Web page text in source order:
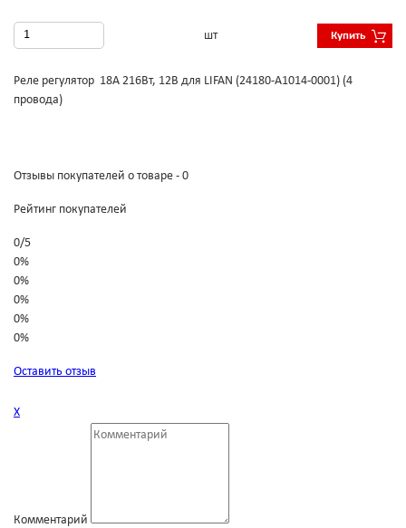
шт Купить
Реле регулятор 18А 216Вт, 12В для LIFAN (24180-A1014-0001) (4
провода)
Отзывы покупателей о товаре - 0
Рейтинг покупателей
0/5
0%
0%
0%
0%
0%
Оставить отзыв
Х
Комментарий